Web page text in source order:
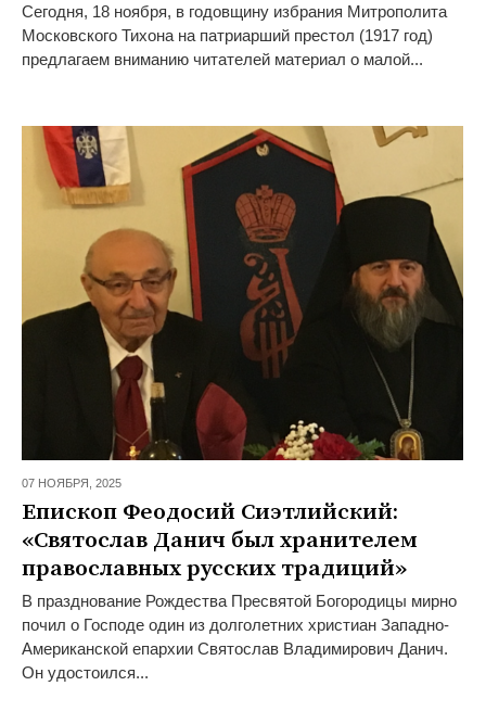
Сегодня, 18 ноября, в годовщину избрания Митрополита
Московского Тихона на патриарший престол (1917 год)
предлагаем вниманию читателей материал о малой...
07 НОЯБРЯ, 2025
Епископ Феодосий Сиэтлийский:
«Святослав Данич был хранителем
православных русских традиций»
В празднование Рождества Пресвятой Богородицы мирно
почил о Господе один из долголетних христиан Западно-
Американской епархии Святослав Владимирович Данич.
Он удостоился...